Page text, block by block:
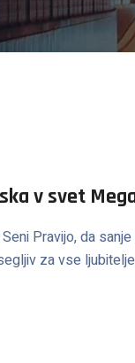
v svet
Pravijo, da
za vse